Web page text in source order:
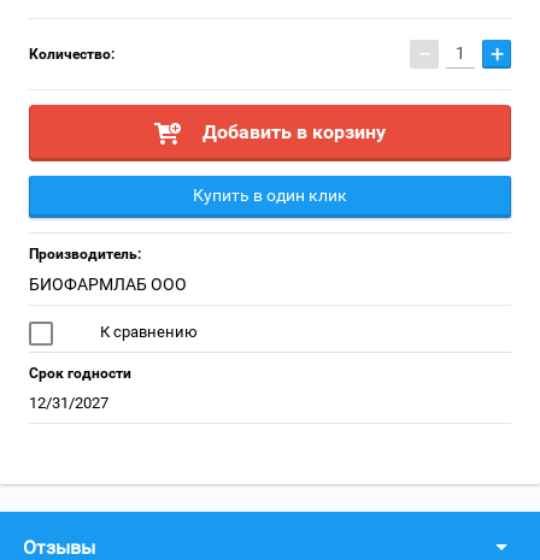
Количество: − +
Добавить в корзину
Купить в один клик
Производитель:
БИОФАРМЛАБ ООО
К сравнению
Срок годности
12/31/2027
Отзывы